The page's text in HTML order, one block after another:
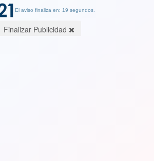
El aviso finaliza en: 19 segundos.
Finalizar Publicidad